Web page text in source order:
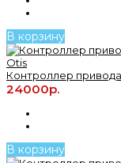
В корзину
Контроллер привода
24000р.
В корзину